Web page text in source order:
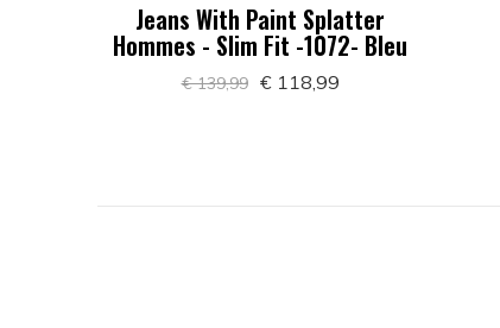
Jeans With Paint Splatter
Hommes - Slim Fit -1072- Bleu
€ 139,99 € 118,99